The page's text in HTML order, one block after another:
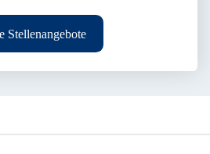
Stellenangebote